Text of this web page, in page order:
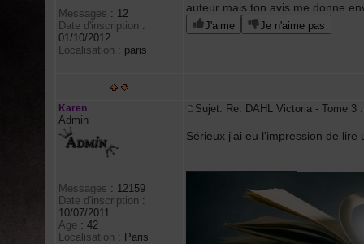
Messages : 12
Date d'inscription :
01/10/2012
Localisation : paris
auteur mais ton avis me donne
J'aime Je n'aime pas
Karen
Admin
Messages : 12159
Date d'inscription :
10/07/2011
Age : 42
Localisation : Paris
Sujet: Re: DAHL Victoria - Tome
Sérieux j'ai eu l'impression de lire